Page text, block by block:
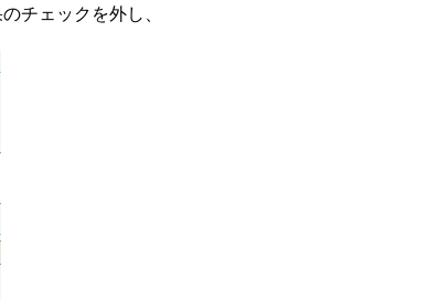
チェックを外し、